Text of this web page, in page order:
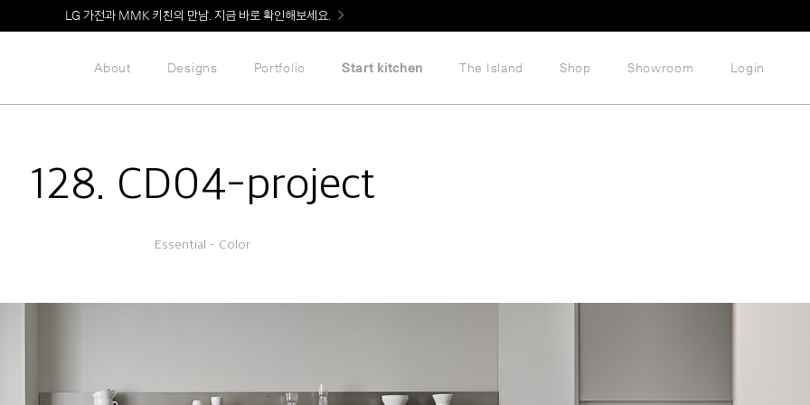
Welcome! 신규 회원가입 시 MMK Shop Coupon (총 60만원) 지급
About Designs Portfolio Start kitchen The Island Shop Showroom Login
128. CD04-project
Essential – Color